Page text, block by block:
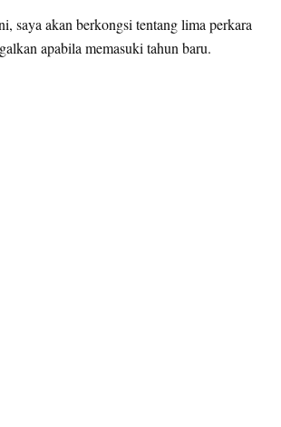
saya akan berkongsi tentang lima perkara
apabila memasuki tahun baru.